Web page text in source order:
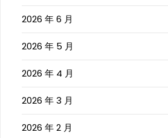
2026 年 6 月
2026 年 5 月
2026 年 4 月
2026 年 3 月
2026 年 2 月